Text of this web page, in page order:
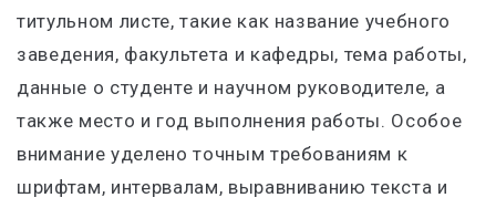
титульном листе, такие как название учебного
заведения, факультета и кафедры, тема работы,
данные о студенте и научном руководителе, а
также место и год выполнения работы. Особое
внимание уделено точным требованиям к
шрифтам, интервалам, выравниванию текста и